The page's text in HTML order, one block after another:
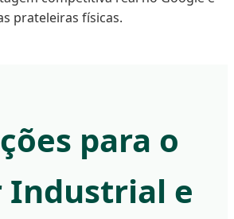
prateleiras físicas.
para o
Industrial e